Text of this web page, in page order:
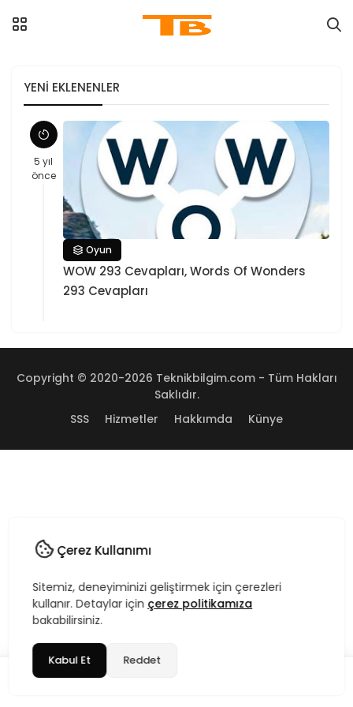
YENI EKLENENLER
5 yıl
önce
Oyun
WOW 293 Cevapları, Words Of Wonders
293 Cevapları
Copyright © 2020-2026 Teknikbilgim.com - Tüm Hakları
Saklıdır.
SSS
Hizmetler Hakkımda Künye
Çerez Kullanımı
Sitemiz, deneyiminizi geliştirmek için çerezleri
kullanır. Detaylar için çerez politikamıza
bakabilirsiniz.
Kabul Et Reddet